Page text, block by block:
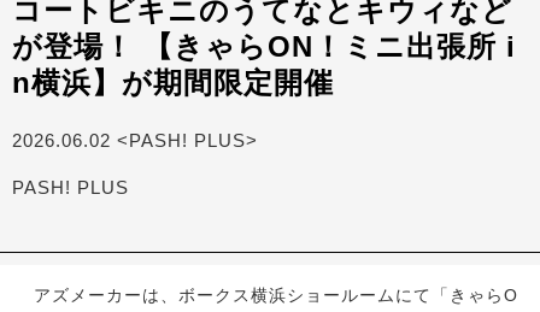
コートビキニのうてなとキウィなど
が登場！ 【きゃらON！ミニ出張所 i
n横浜】が期間限定開催
2026.06.02 <PASH! PLUS>
PASH! PLUS
アズメーカーは、ボークス横浜ショールームにて「きゃらO